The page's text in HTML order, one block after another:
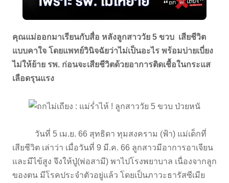
คุณแม่ออกมาเรียนกับสื่อ หลังลูกสาววัย 5 ขวบ เสียชีวิต
แบบคาใจ โดยแพทย์วินิจฉัยว่าไม่เป็นอะไร พร้อมบ่ายเบี่ยง
ไม่ให้ย้าย รพ. ก่อนจะเสียชีวิตด้วยอาการติดเชื้อในกระแส
เลือดรุนแรง
วันที่ 5 เม.ย. 66 สุทธิดา ทุมสงคราม (ฟ้า) แม่เด็กที่
เสียชีวิต เล่าว่า เมื่อวันที่ 9 มี.ค. 66 ลูกสาวมีอาการอาเจียน
และมีไข้สูง จึงให้ปู่(พ่อสามี) พาไปโรงพยาบาล เนื่องจากลูก
ของตน มีโรคประจำตัวอยู่แล้ว โดยเป็นภาวะธารัสซีเมีย